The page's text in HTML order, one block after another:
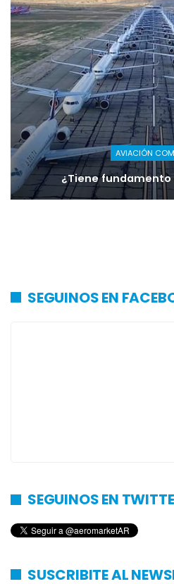
AVIACIÓN
¿Tiene
SEGUINOS EN
SEGUINOS EN
SUSCRIBITE AL